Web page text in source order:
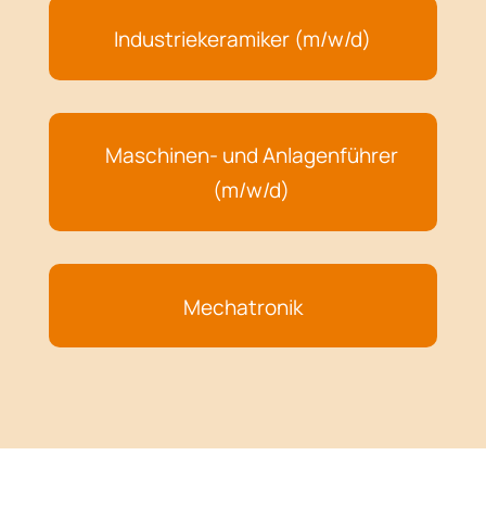
Industriekeramiker (m/w/d)
Maschinen- und Anlagenführer
(m/w/d)
Mechatronik